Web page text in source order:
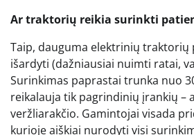
Ar traktorių reikia surinkti
Taip, dauguma elektrinių traktorių
išardyti (dažniausiai nuimti ratai,
Surinkimas paprastai trunka nuo
reikalauja tik pagrindinių įrankių –
veržliarakčio. Gamintojai visada
kurioje aiškiai nurodyti visi